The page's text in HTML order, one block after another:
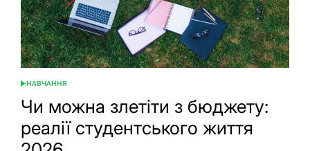
ОПУБЛІКУВАТИ
НАВЧАННЯ
Чи можна злетіти з бюджету:
реалії студентського життя